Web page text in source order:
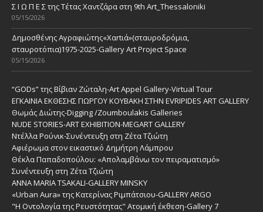
Σ Ι Ω Π Ε Σ της Τέτας Χαντζάρα στη 9th Art_Thessaloniki
05/15/2026
Δημοσθένης Αγραφιώτης«Xαrtιά»(σταυροδρόμια,
σταυροτόπια)1975-2025-Gallery Art Project Space
05/15/2026
“GODs” της Βίβιαν Ζώταλη-Art Appel Gallery-Virtual Tour
ΕΓΚΑΙΝΙΑ ΕΚΘΕΣΗΣ ΓΙΩΡΓΟΥ ΚΟΥΒΑΚΗ ΣΤΗΝ EVRIPIDES ART GALLERY
Θωμάς Διώτης-Digging /Zoumboulakis Galleries
NUDE STORIES-ΑRT EXHIBITION-MEGART GALLERY
Ντέλλα Ρούνικ-Συνέντευξη στη Ζέτα Τζιώτη
Αφιέρωμα στον εικαστικό Δημήτρη Λάμπρου
Θέκλα Παπαδοπούλου: «Απολαμβάνω τον πειραματισμό»
Συνέντευξη στη Ζέτα Τζιώτη
ANNA MARIA TSAKALI-GALLERY MINSKY
«Urban Aura» της Κατερίνας Ριμπάτσιου-GALLERY ARGO
"Η Οντολογία της Ρευστότητας" Ατομική έκθεση-Gallery 7